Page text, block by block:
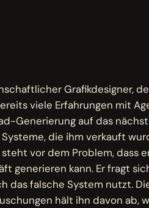
Grafikdesigner,
viele Erfahrungen mit
Generierung auf das
die ihm verkauft
vor dem Problem, dass
generieren kann. Er fragt
das falsche System nutzt.
hält ihn davon ab,